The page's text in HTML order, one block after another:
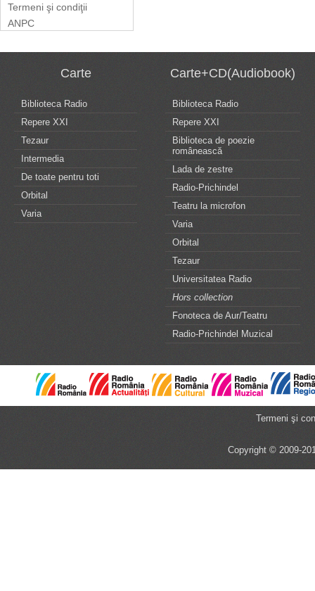
Termeni şi condiţii
ANPC
Carte
Biblioteca Radio
Repere XXI
Tezaur
Intermedia
De toate pentru toti
Orbital
Varia
Carte+CD(Audiobook)
Biblioteca Radio
Repere XXI
Biblioteca de poezie
românească
Lada de zestre
Radio-Prichindel
Teatru la microfon
Varia
Orbital
Tezaur
Universitatea Radio
Hors collection
Fonoteca de Aur/Teatru
Radio-Prichindel Muzical
Termeni şi
Copyright © 2009-